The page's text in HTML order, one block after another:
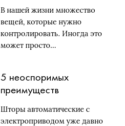
В нашей жизни множество
вещей, которые нужно
контролировать. Иногда это
может просто…
5 неоспоримых
преимуществ
карнизов
Шторы автоматические с
электроприводом уже давно